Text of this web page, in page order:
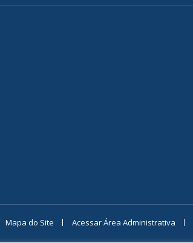
Mapa do Site Acessar Área Administrativa